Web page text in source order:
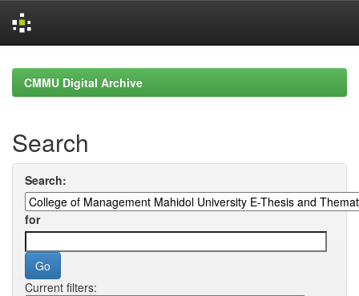
navigationCMMU Digital Archive
Search
Search:
for
Current filters: